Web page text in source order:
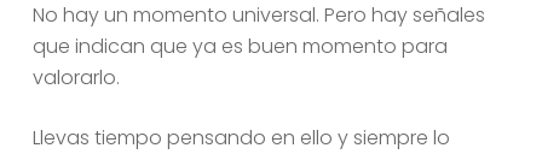
No hay un momento universal. Pero hay señales
que indican que ya es buen momento para
valorarlo.
Llevas tiempo pensando en ello y siempre lo